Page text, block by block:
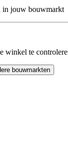
in jouw bouwmarkt
winkel te
bouwmarkten